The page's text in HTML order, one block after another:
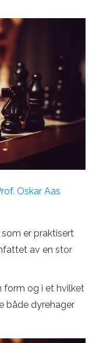
Oskar Aas
er praktisert
av en stor
form og i et hvilket
både dyrehager